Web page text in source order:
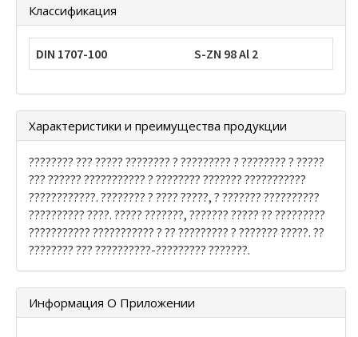
Классификация
DIN 1707-100 S-ZN 98 Al 2
Характеристики и преимущества продукции
???????? ??? ????? ???????? ? ????????? ? ???????? ? ?????
??? ?????? ??????????? ? ???????? ??????? ???????????
????????????. ???????? ? ???? ?????, ? ??????? ??????????
?????????? ????. ????? ???????, ??????? ????? ?? ?????????
??????????? ??????????? ? ?? ????????? ? ??????? ?????. ??
???????? ??? ??????????-????????? ???????.
Информация О Приложении